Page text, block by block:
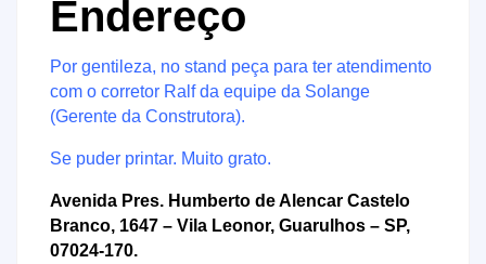
Endereço
Por gentileza, no stand peça para ter atendimento
com o corretor Ralf da equipe da Solange
(Gerente da Construtora).
Se puder printar. Muito grato.
Avenida Pres. Humberto de Alencar Castelo
Branco, 1647 – Vila Leonor, Guarulhos – SP,
07024-170.